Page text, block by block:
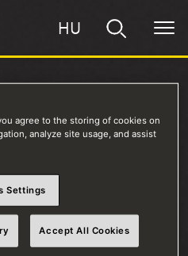
HU
Vásároljon
Összehasonlítás
Kapcsolat
Rólunk
agree to the storing of cookies on
analyze site usage, and assist
Settings
Accept All Cookies